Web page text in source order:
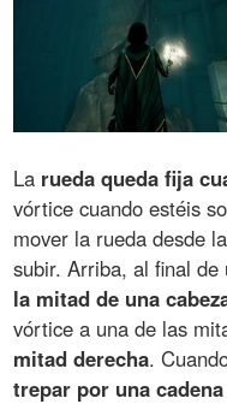
La rueda queda fija
vórtice cuando estéis
mover la rueda desde
subir. Arriba, al final de
la mitad de una
vórtice a una de las
mitad derecha.
trepar por una cadena